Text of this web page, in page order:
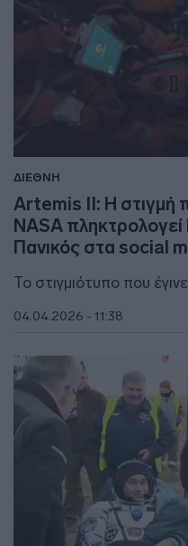
ΔΙΕΘΝΗ
Artemis II: Η στιγμή
NASA
Πανικός στα social
Το στιγμιότυπο που
04.04.2026 - 11:38